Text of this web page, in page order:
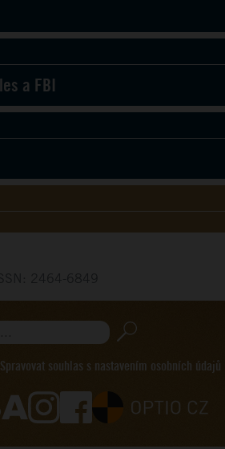
a FBI
Spravovat souhlas s nastavením osobních údajů